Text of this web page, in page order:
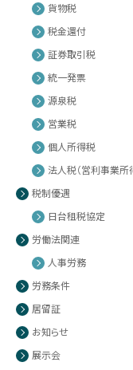
貨物税
税金還付
証券取引税
統一発票
源泉税
営業税
個人所得税
法人税（営利事業所
税制優遇
日台租税協定
労働法関連
人事労務
労務条件
居留証
お知らせ
展示会